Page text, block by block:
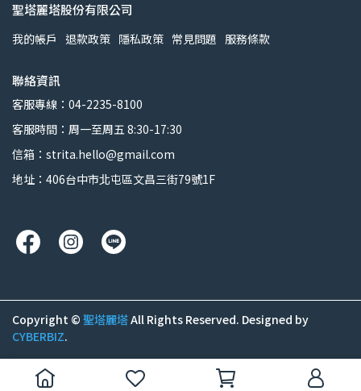
聖塔麗塔股份有限公司
我的帳戶 退款政策 隱私政策 常見問題 服務條款
聯絡資訊
客服專線：04-2235-8100
客服時間：周一至周五 8:30-17:30
信箱：strita.hello@gmail.com
地址：406台中市北屯區文昌三街79號1F
Copyright © 聖塔麗塔All Rights Reserved. Designed by
CYBERBIZ.